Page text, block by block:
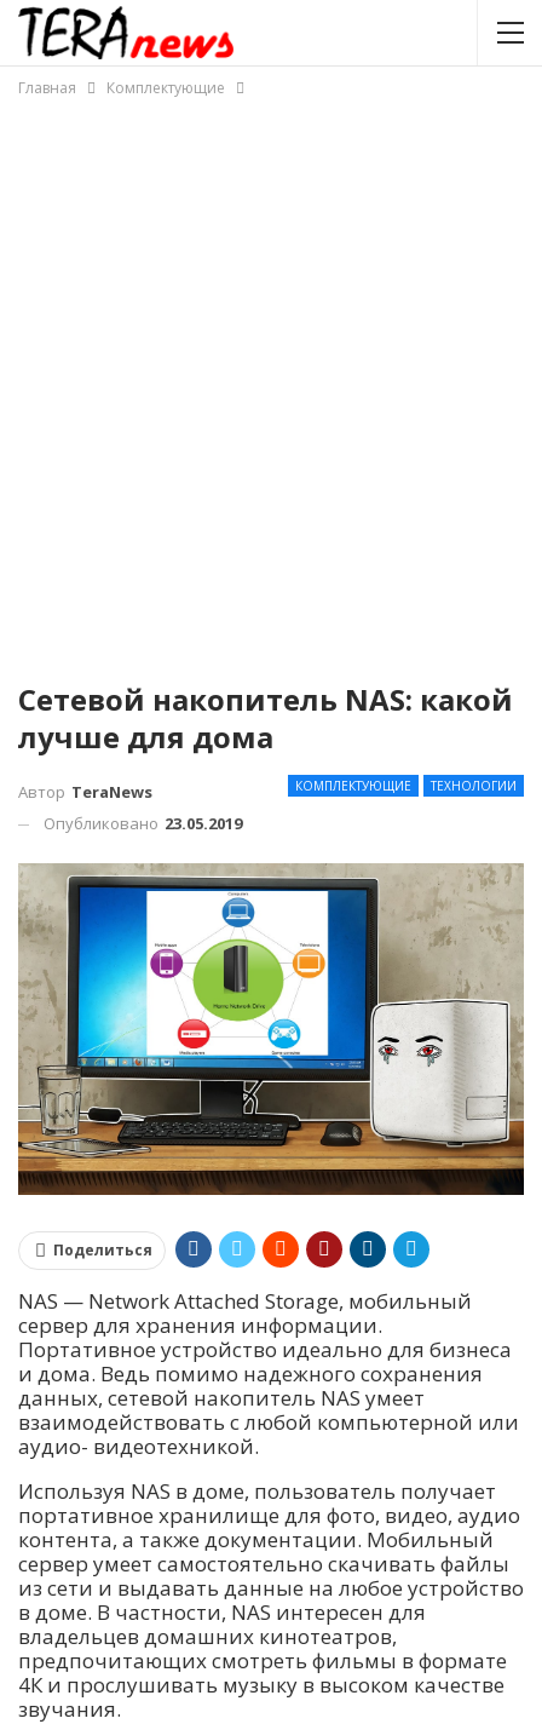
Главная Комплектующие
Сетевой накопитель NAS: какой
лучше для дома
КОМПЛЕКТУЮЩИЕ ТЕХНОЛОГИИ
Автор TeraNews
Опубликовано 23.05.2019
Поделиться
NAS — Network Attached Storage, мобильный
сервер для хранения информации.
Портативное устройство идеально для бизнеса
и дома. Ведь помимо надежного сохранения
данных, сетевой накопитель NAS умеет
взаимодействовать с любой компьютерной или
аудио- видеотехникой.
Используя NAS в доме, пользователь получает
портативное хранилище для фото, видео, аудио
контента, а также документации. Мобильный
сервер умеет самостоятельно скачивать файлы
из сети и выдавать данные на любое устройство
в доме. В частности, NAS интересен для
владельцев домашних кинотеатров,
предпочитающих смотреть фильмы в формате
4К и прослушивать музыку в высоком качестве
звучания.